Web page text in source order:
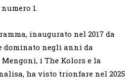
1.
inaugurato nel 2017 da
dominato negli anni da
Mengoni, i The Kolors e la
ha visto trionfare nel 2025